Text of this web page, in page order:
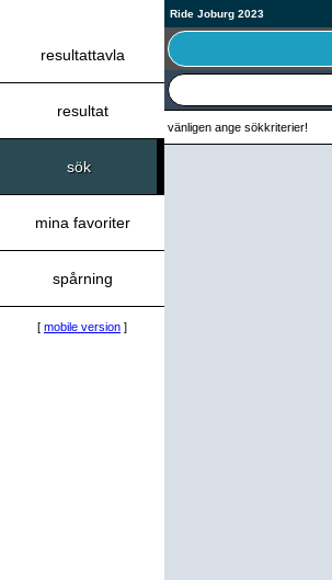
Ride Joburg 2023
resultattavla
resultat
sök
mina favoriter
spårning
[ mobile version ]
vänligen ange sökkriterier!